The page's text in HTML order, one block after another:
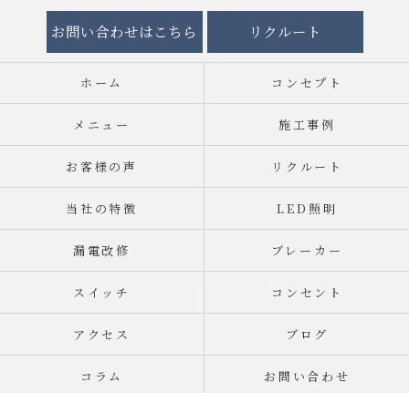
お問い合わせはこちら リクルート
ホーム コンセプト
メニュー 施工事例
お客様の声 リクルート
当社の特徴 LED照明
漏電改修 ブレーカー
スイッチ コンセント
アクセス ブログ
コラム お問い合わせ